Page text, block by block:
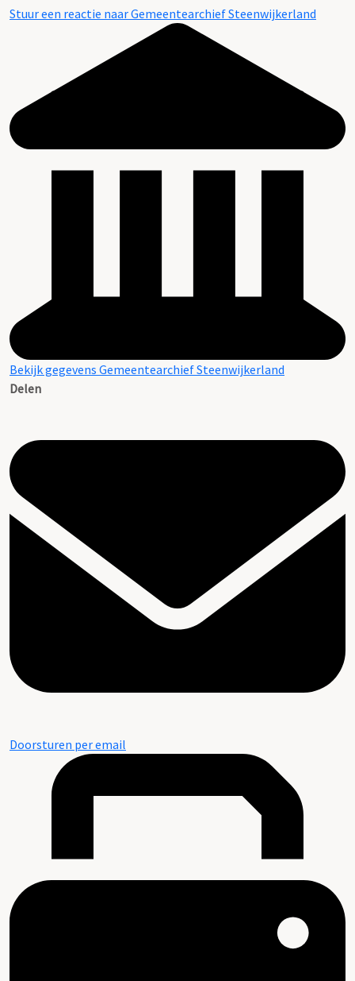
Stuur een reactie naar Gemeentearchief Steenwijkerland
Bekijk gegevens Gemeentearchief Steenwijkerland
Delen
Doorsturen per email